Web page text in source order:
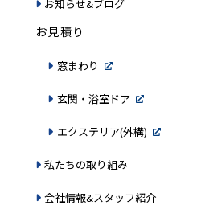
お知らせ&ブログ
お見積り
窓まわり
玄関・浴室ドア
エクステリア(外構)
私たちの取り組み
会社情報&スタッフ紹介